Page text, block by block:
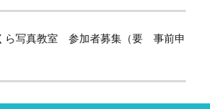
ら写真教室 参加者募集（要 事前申